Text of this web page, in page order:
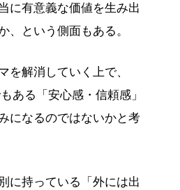
に有意義な価値を生み出
、という側面もある。
を解消していく上で、
ある「安心感・信頼感」
になるのではないかと考
に持っている「外には出